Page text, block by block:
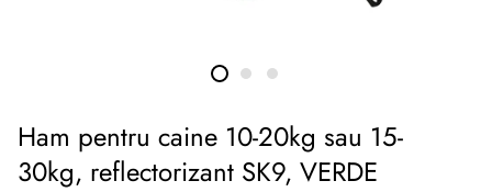
Ham pentru caine 10-20kg sau 15-
30kg, reflectorizant SK9, VERDE